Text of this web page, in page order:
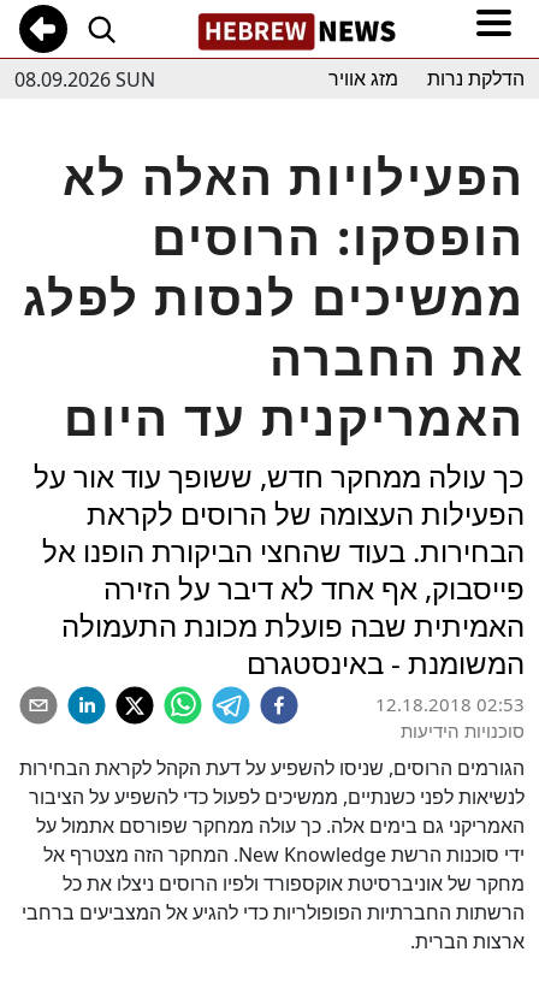
08.09.2026 SUN הדלקת נרות מזג אוויר
הפעילויות האלה לא
הופסקו: הרוסים
ממשיכים לנסות לפלג
את החברה
האמריקנית עד היום
כך עולה ממחקר חדש, ששופך עוד אור על
הפעילות העצומה של הרוסים לקראת
הבחירות. בעוד שהחצי הביקורת הופנו אל
פייסבוק, אף אחד לא דיבר על הזירה
האמיתית שבה פועלת מכונת התעמולה
המשומנת - באינסטגרם
12.18.2018 02:53
סוכנויות הידיעות
הגורמים הרוסים, שניסו להשפיע על דעת הקהל לקראת הבחירות
לנשיאות לפני כשנתיים, ממשיכים לפעול כדי להשפיע על הציבור
האמריקני גם בימים אלה. כך עולה ממחקר שפורסם אתמול על
ידי סוכנות הרשת New Knowledge. המחקר הזה מצטרף אל
מחקר של אוניברסיטת אוקספורד ולפיו הרוסים ניצלו את כל
הרשתות החברתיות הפופולריות כדי להגיע אל המצביעים ברחבי
ארצות הברית.